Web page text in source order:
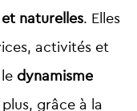
naturelles. Elles
activités et
dynamisme
plus, grâce à la